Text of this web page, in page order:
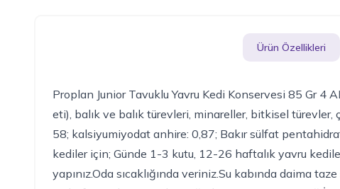
Ürün Özellikleri
Proplan Junior Tavuklu Yavru Kedi Konservesi 85 Gr
eti), balık ve balık türevleri, minareller, bitkisel
58; kalsiyumiyodat anhire: 0,87; Bakır sülfat
kediler için; Günde 1-3 kutu, 12-26 haftalık yavru
yapınız.Oda sıcaklığında veriniz.Su kabında daima